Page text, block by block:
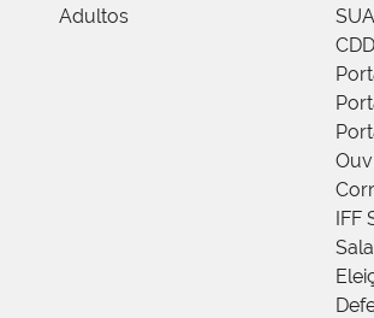
Adultos
CDD
IFF